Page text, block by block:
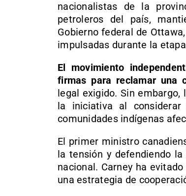
nacionalistas de la
petroleros del país,
Gobierno federal de
impulsadas durante la
El movimiento
firmas para reclamar una
legal exigido. Sin
la iniciativa al
comunidades indígenas
El primer ministro
la tensión y defendiendo
nacional. Carney ha
una estrategia de